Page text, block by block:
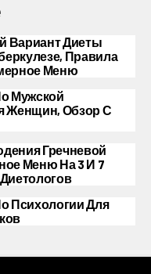
Вариант Диеты
Правила
Меню
Мужской
Женщин, Обзор С
Гречневой
Меню На 3 И 7
Психологии Для